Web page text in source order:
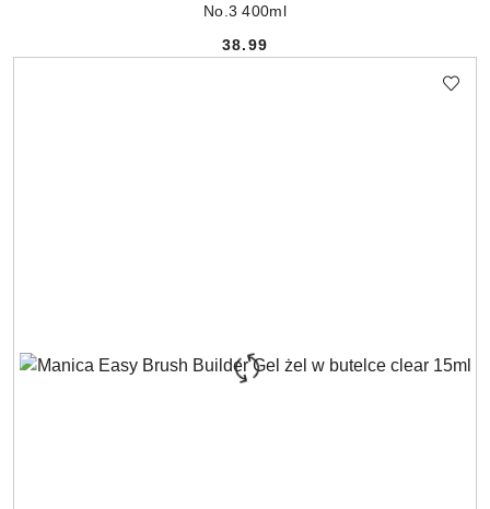
No.3 400ml
Cena:
38.99